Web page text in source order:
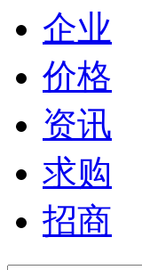
企业
价格
资讯
求购
招商